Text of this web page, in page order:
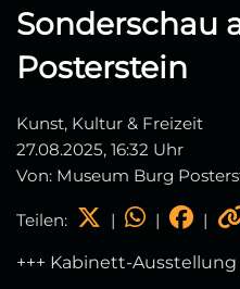
Sonderschau
Posterstein
Kunst, Kultur & Freizeit
27.08.2025, 16:32 Uhr
Von: Museum Burg
Teilen: | | |
+++ Kabinett-Ausstellung